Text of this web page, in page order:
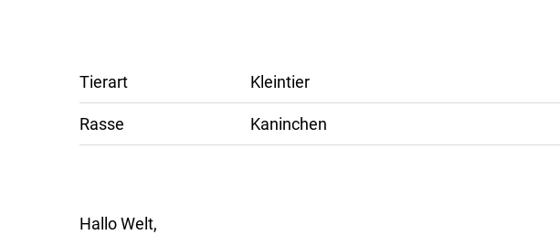
Tierart Kleintier
Rasse Kaninchen
Hallo Welt,